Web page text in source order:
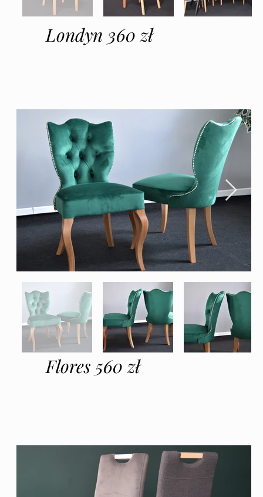
Londyn 360 zł
Flores 560 zł